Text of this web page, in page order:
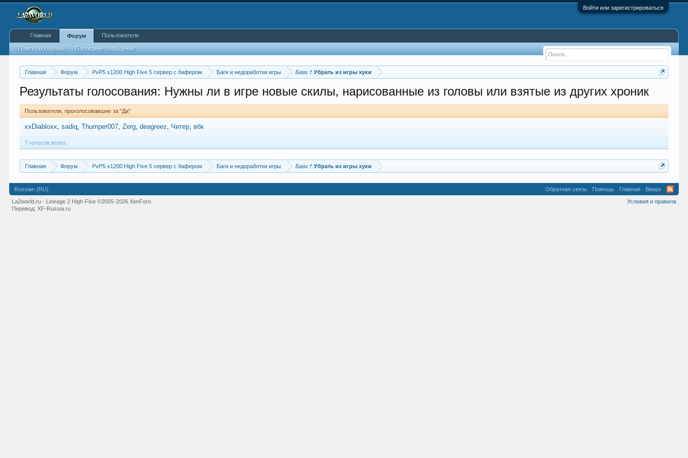
Войти или зарегистрироваться
Главная Форум PvP5 x1200 High Five 5 сервер с бафером Баги и недоработки игры Баги † Убрать из игры хуки
Результаты голосования: Нужны ли в игре новые скилы, нарисованные из головы или взятые из других хроник
Пользователи, проголосовавшие за "Да"
xxDiabloxx sadiq Thumper007 Zerg deagreez Читер вбк
7 голосов всего.
Главная Форум PvP5 x1200 High Five 5 сервер с бафером Баги и недоработки игры Баги † Убрать из игры хуки
Главная Форум
Поиск сообщений Последние сообщения
Пользователи
Russian (RU) Обратная связь Помощь Главная
Вверх
Условия и правила
La2world.ru - Lineage 2 High-Five©2005-2026 XenForo
Перевод:XF-Russia.ru